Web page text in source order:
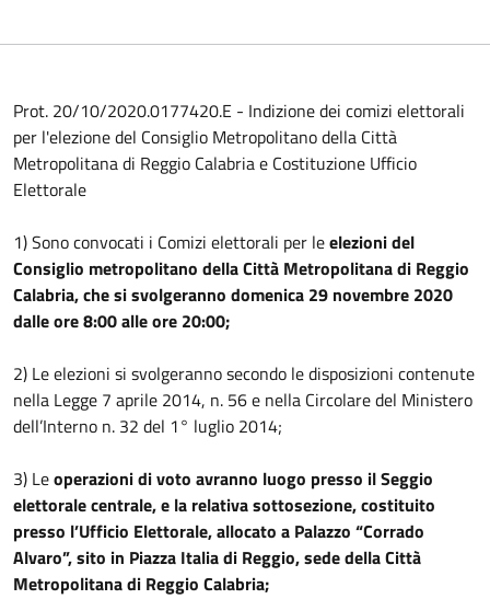
Prot. 20/10/2020.0177420.E - Indizione dei comizi elettorali
per l'elezione del Consiglio Metropolitano della Città
Metropolitana di Reggio Calabria e Costituzione Ufficio
Elettorale
1) Sono convocati i Comizi elettorali per leelezioni del
Consiglio metropolitano della Città Metropolitana di Reggio
Calabria, che si svolgeranno domenica 29 novembre 2020
dalle ore 8:00 alle ore 20:00;
2) Le elezioni si svolgeranno secondo le disposizioni contenute
nella Legge 7 aprile 2014, n. 56 e nella Circolare del Ministero
dell’Interno n. 32 del 1° luglio 2014;
3) Leoperazioni di voto avranno luogo presso il Seggio
elettorale centrale, e la relativa sottosezione, costituito
presso l’Ufficio Elettorale, allocato a Palazzo “Corrado
Alvaro”, sito in Piazza Italia di Reggio, sede della Città
Metropolitana di Reggio Calabria;